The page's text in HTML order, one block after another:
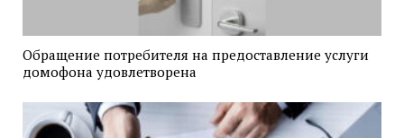
Обращение потребителя на предоставление услуги
домофона удовлетворена